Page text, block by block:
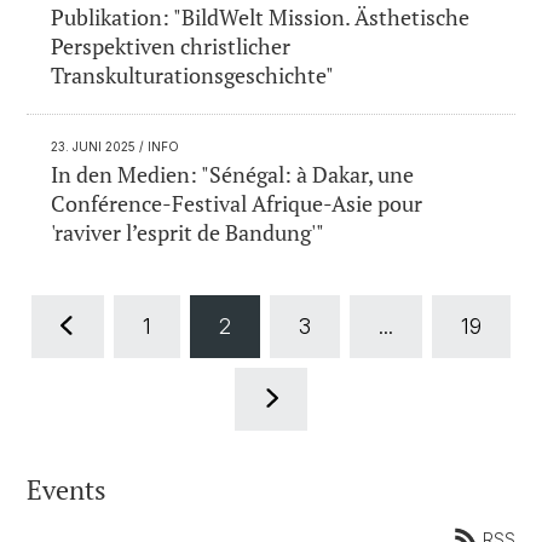
Publikation: "BildWelt Mission. Ästhetische
Perspektiven christlicher
Transkulturationsgeschichte"
23. JUNI 2025 / INFO
In den Medien: "Sénégal: à Dakar, une
Conférence-Festival Afrique-Asie pour
'raviver l’esprit de Bandung'"
1 2 3 ... 19
Events